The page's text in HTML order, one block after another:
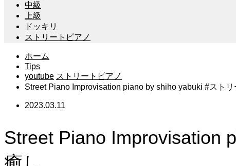
中級
上級
ドッキリ
ストリートピアノ
ホーム
Tips
youtube ストリートピアノ
Street Piano Improvisation piano by shiho yabuki #スト
2023.03.11
Street Piano Improvisation